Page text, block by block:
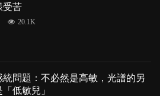
受苦
20.1K
統問題：不必然是高敏，光譜的另
低敏兒」